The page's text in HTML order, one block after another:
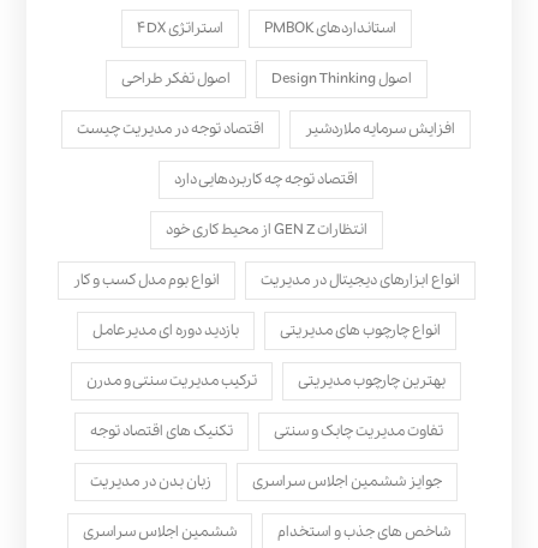
استانداردهای PMBOK استراتژی ۴DX
اصول Design Thinking اصول تفکر طراحی
افزایش سرمایه ملاردشیر اقتصاد توجه در مدیریت چیست
اقتصاد توجه چه کاربردهایی دارد
انتظارات GEN Z از محیط کاری خود
انواع ابزارهای دیجیتال در مدیریت انواع بوم مدل کسب‌ و کار
انواع چارچوب های مدیریتی بازدید دوره ای مدیرعامل
بهترین چارچوب مدیریتی ترکیب مدیریت سنتی و مدرن
تفاوت مدیریت چابک و سنتی تکنیک های اقتصاد توجه
جوایز ششمین اجلاس سراسری زبان بدن در مدیریت
شاخص های جذب و استخدام ششمین اجلاس سراسری